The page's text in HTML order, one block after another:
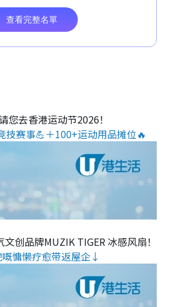
您去香港运动节2026！
技赛事💪＋100+运动用品摊位🔥
文创品牌MUZIK TIGER 冰感风扇！
慵懒疗愈带返屋企↓